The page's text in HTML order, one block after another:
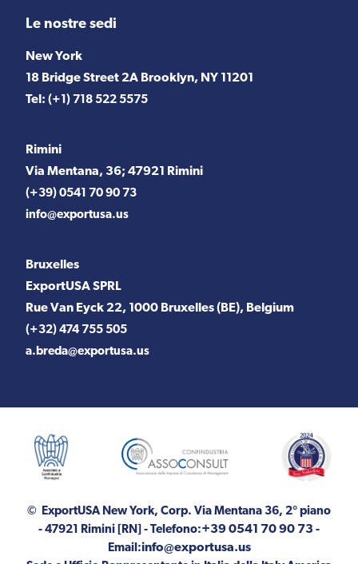
Le nostre sedi
New York
18 Bridge Street 2A Brooklyn, NY 11201
Tel: (+1) 718 522 5575
Rimini
Via Mentana, 36; 47921 Rimini
(+39) 0541 70 90 73
info@exportusa.us
Bruxelles
ExportUSA SPRL
Rue Van Eyck 22, 1000 Bruxelles (BE), Belgium
(+32) 474 755 505
a.breda@exportusa.us
© ExportUSA New York, Corp. Via Mentana 36, 2° piano
- 47921 Rimini [RN]
- Telefono:+39 0541 70 90 73 -
Email:info@exportusa.us